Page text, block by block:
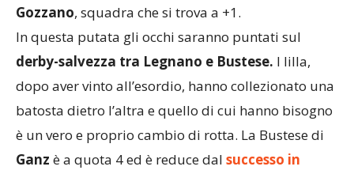
Gozzano, squadra che si trova a +1.
In questa putata gli occhi saranno puntati sul
derby-salvezza tra Legnano e Bustese. I lilla,
dopo aver vinto all’esordio, hanno collezionato una
batosta dietro l’altra e quello di cui hanno bisogno
è un vero e proprio cambio di rotta. La Bustese di
Ganz è a quota 4 ed è reduce dal successo in